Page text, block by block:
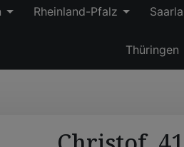
n
n
Rheinland-Pfalz
Thüringen